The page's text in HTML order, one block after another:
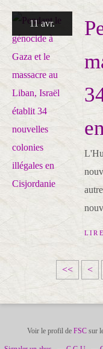
11 avr.
<< <
Voir le profil de FSCsur